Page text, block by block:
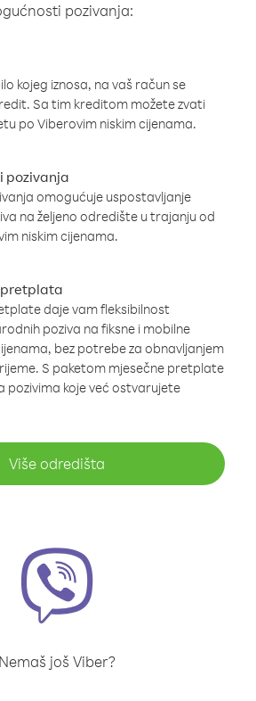
pozivanja:
kojeg iznosa, na vaš račun se
Sa tim kreditom možete zvati
po Viberovim niskim cijenama.
pozivanja
omogućuje uspostavljanje
na željeno odredište u trajanju od
niskim cijenama.
pretplata
daje vam fleksibilnost
poziva na fiksne i mobilne
bez potrebe za obnavljanjem
S paketom mjesečne pretplate
pozivima koje već ostvarujete
Više odredišta
Nemaš još Viber?